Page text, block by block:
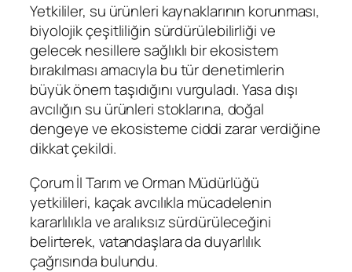
Yetkililer, su ürünleri kaynaklarının korunması,
biyolojik çeşitliliğin sürdürülebilirliği ve
gelecek nesillere sağlıklı bir ekosistem
bırakılması amacıyla bu tür denetimlerin
büyük önem taşıdığını vurguladı. Yasa dışı
avcılığın su ürünleri stoklarına, doğal
dengeye ve ekosisteme ciddi zarar verdiğine
dikkat çekildi.
Çorum İl Tarım ve Orman Müdürlüğü
yetkilileri, kaçak avcılıkla mücadelenin
kararlılıkla ve aralıksız sürdürüleceğini
belirterek, vatandaşlara da duyarlılık
çağrısında bulundu.